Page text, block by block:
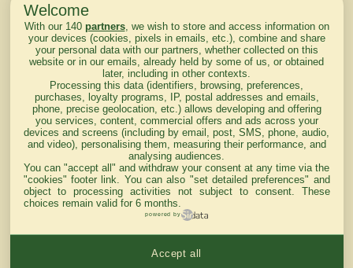
lendemain
Courses
d'aujourd'hui
Haut de Page
Mentions légales du site
Welcome
With our 140 partners, we wish to store and access information on
your devices (cookies, pixels in emails, etc.), combine and share
your personal data with our partners, whether collected on this
website or in our emails, already held by some of us, or obtained
later, including in other contexts.
Processing this data (identifiers, browsing, preferences,
purchases, loyalty programs, IP, postal addresses and emails,
phone, precise geolocation, etc.) allows developing and offering
you services, content, commercial offers and ads across your
devices and screens (including by email, post, SMS, phone, audio,
and video), personalising them, measuring their performance, and
analysing audiences.
You can "accept all" and withdraw your consent at any time via the
"cookies" footer link . You can also "set detailed preferences" and
object to processing activities not subject to consent. These
choices remain valid for 6 months.
powered by
Accept all